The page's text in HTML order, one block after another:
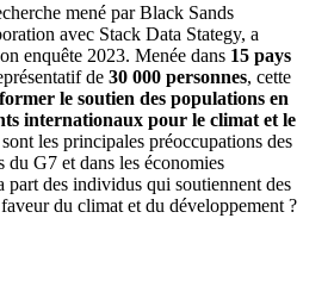
mené par Black Sands
avec Stack Data Stategy, a
enquête 2023. Menée dans 15 pays
de 30 000 personnes, cette
le soutien des populations en
internationaux pour le climat et le
les principales préoccupations des
du G7 et dans les économies
part des individus qui soutiennent des
du climat et du développement ?